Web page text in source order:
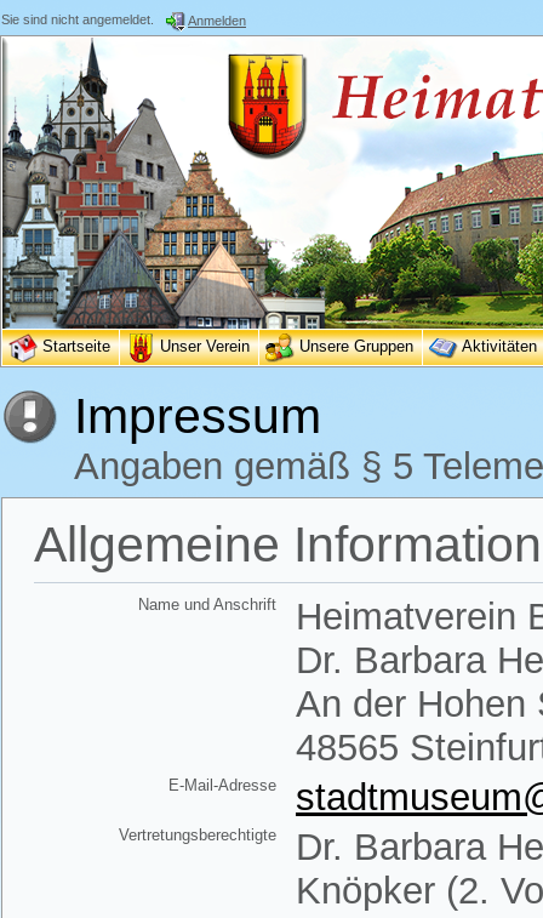
Sie sind nicht angemeldet. Anmelden
Startseite Unser Verein Unsere Gruppen Aktivitäten
Impressum
Angaben gemäß § 5
Allgemeine
Name und Anschrift
Heimatverein
Dr. Barbara
An der Hohen
48565
E-Mail-Adresse
Vertretungsberechtigte
Dr. Barbara
Knöpker (2.